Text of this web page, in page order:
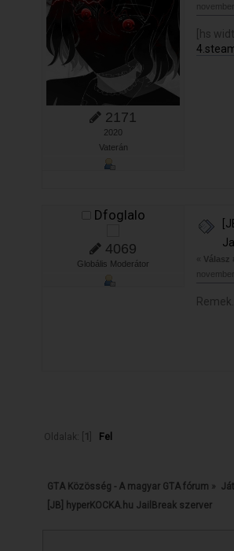
2171
2020
Vaterán
[hs
Dfoglalo
4069
Globális Moderátor « Válasz
Remek.
Oldalak: [ 1 Fel
GTA Közösség - A magyar GTA fórum »
[JB] hyperKOCKA.hu JailBreak szerver